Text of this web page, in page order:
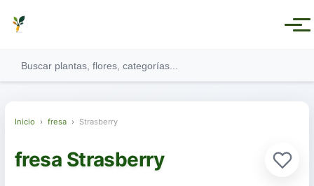
Inicio › fresa › Strasberry
fresa Strasberry